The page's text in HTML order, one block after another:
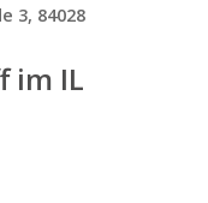
3, 84028
im IL